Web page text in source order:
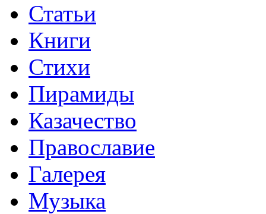
Статьи
Книги
Стихи
Пирамиды
Казачество
Православие
Галерея
Музыка